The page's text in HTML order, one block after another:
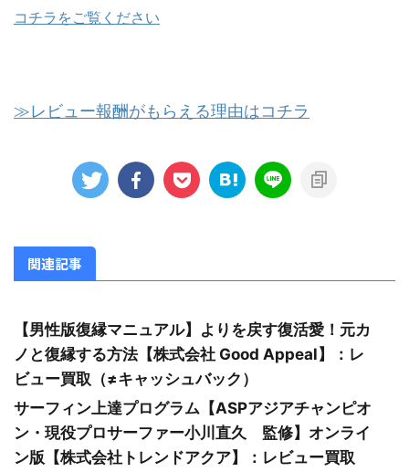
コチラをご覧ください
≫レビュー報酬がもらえる理由はコチラ
関連記事
【男性版復縁マニュアル】よりを戻す復活愛！元カ
ノと復縁する方法【株式会社 Good Appeal】：レ
ビュー買取（≠キャッシュバック）
サーフィン上達プログラム【ASPアジアチャンピオ
ン・現役プロサーファー小川直久 監修】オンライ
ン版【株式会社トレンドアクア】：レビュー買取